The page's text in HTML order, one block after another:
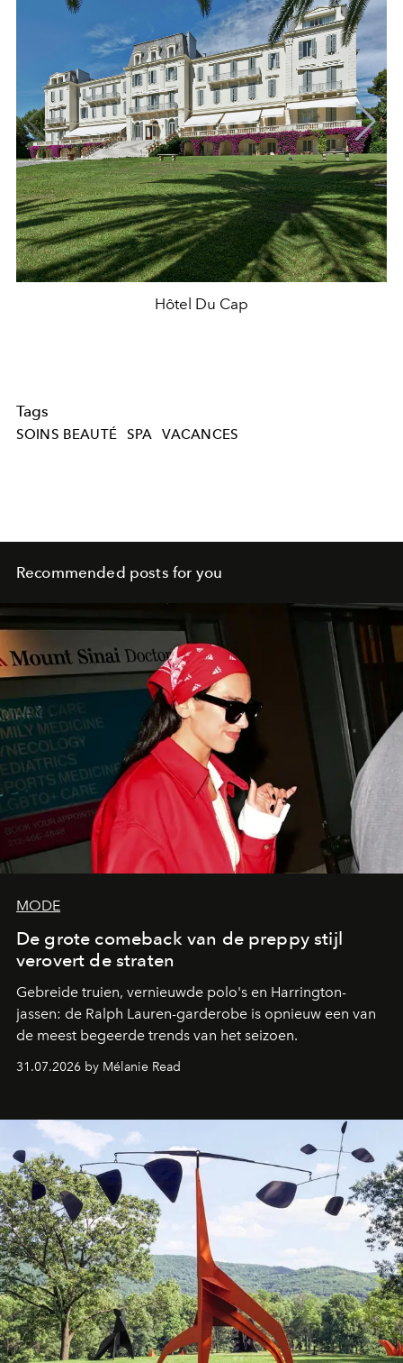
Hôtel Du Cap
Tags
SOINS BEAUTÉ SPA VACANCES
Recommended posts for you
MODE
De grote comeback van de preppy stijl
verovert de straten
Gebreide truien, vernieuwde polo's en Harrington-
jassen: de Ralph Lauren-garderobe is opnieuw een van
de meest begeerde trends van het seizoen.
31.07.2026 by Mélanie Read